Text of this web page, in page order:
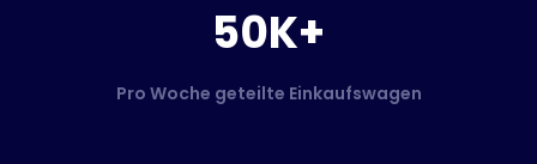
50K+
Pro Woche geteilte Einkaufswagen